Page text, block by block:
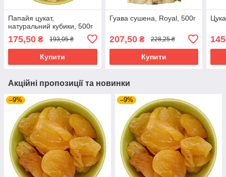
Папайя цукат,
натуральний кубики, 500г
175,50 ₴ 193,05 ₴
Купити
Гуава сушена, Royal, 500г
207,50₴ 228,25 ₴
Купити
145
Акційні пропозиції та новинки
–9% –9%